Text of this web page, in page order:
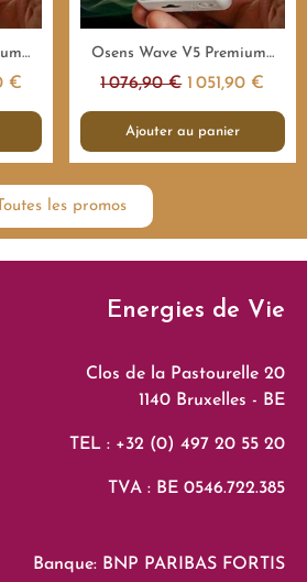
Osens Wave V5 Premium 1.000.000Hz - 4H - Emetteur fréquences
€
Aperçu rapide Osens Wave V5 Premium 1.000.000Hz - 8H - Emetteur fréquences
1 076,90 € 1 051,90 €
Ajouter au panier
les promos
Energies de Vie
Clos de la Pastourelle 20
1140 Bruxelles - BE
TEL : +32 (0) 497 20 55 20
TVA : BE 0546.722.385
Banque: BNP PARIBAS FORTIS